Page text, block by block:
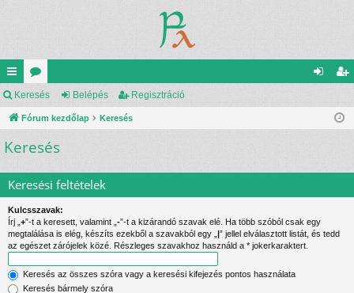
yo
rs
lin
k
ór
u
m
is
Keresés Belépés Regisztráció
Fórum kezdőlap Keresés
Keresés
Keresési feltételek
Kulcsszavak:
Írj „ +”-t a keresett, valamint „ -”-t a kizárandó szavak elé. Ha több szóból csak egy
megtalálása is elég, készíts ezekből a szavakból egy „ |” jellel elválasztott listát, és tedd
az egészet zárójelek közé. Részleges szavakhoz használd a * jokerkaraktert.
Keresés az összes szóra vagy a keresési kifejezés pontos használata
Keresés bármely szóra